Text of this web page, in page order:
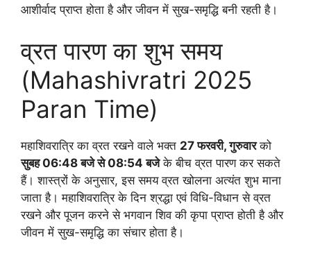
आशीर्वाद प्राप्त होता है और जीवन में सुख-समृद्धि बनी रहती है।
व्रत पारण का शुभ समय
(Mahashivratri 2025
Paran Time)
महाशिवरात्रि का व्रत रखने वाले भक्त 27 फरवरी, गुरुवारको
सुबह 06:48 बजे से 08:54 बजेके बीच व्रत पारण कर सकते
हैं। शास्त्रों के अनुसार, इस समय व्रत खोलना अत्यंत शुभ माना
जाता है। महाशिवरात्रि के दिन श्रद्धा एवं विधि-विधान से व्रत
रखने और पूजन करने से भगवान शिव की कृपा प्राप्त होती है और
जीवन में सुख-समृद्धि का संचार होता है।